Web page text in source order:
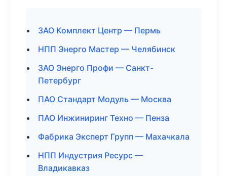
ЗАО Комплект Центр — Пермь
НПП Энерго Мастер — Челябинск
ЗАО Энерго Профи — Санкт-
Петербург
ПАО Стандарт Модуль — Москва
ПАО Инжиниринг Техно — Пенза
Фабрика Эксперт Групп — Махачкала
НПП Индустрия Ресурс —
Владикавказ